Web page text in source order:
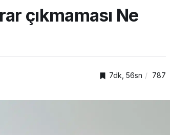
çıkmaması Ne
7dk, 56sn 787